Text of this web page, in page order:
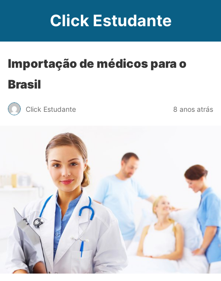
Click Estudante
Importação de médicos para o
Brasil
Click Estudante 8 anos atrás